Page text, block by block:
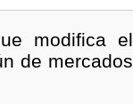
modifica el
de mercados